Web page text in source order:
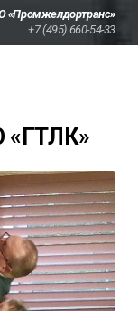
«Промжелдортранс»
+7 (495) 660-54-33
«ГТЛК»